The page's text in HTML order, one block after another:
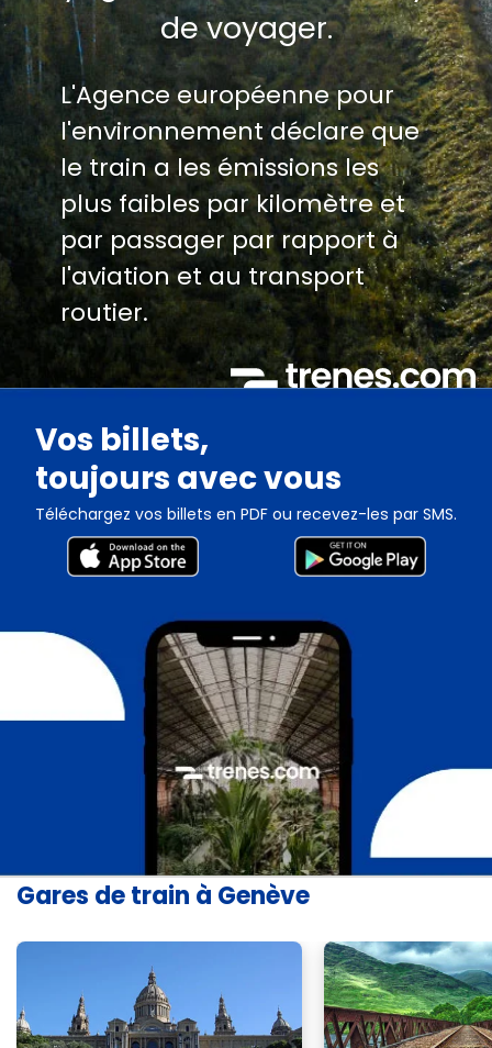
de voyager.
L'Agence européenne pour
l'environnement déclare que
le train a les émissions les
plus faibles par kilomètre et
par passager par rapport à
l'aviation et au transport
routier.
Vos billets,
toujours avec vous
Téléchargez vos billets en PDF ou recevez-les par SMS.
Gares de train à Genève